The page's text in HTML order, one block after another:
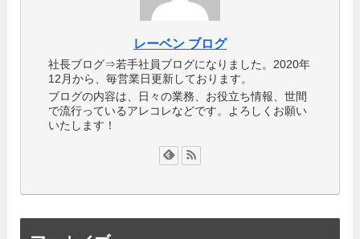
レーベン ブログ
社長ブログ⇒若手社員ブログになりました。2020年
12月から、毎営業日更新しております。
ブログの内容は、日々の業務、お役立ち情報、世間
で流行っているアレコレなどです。よろしくお願い
いたします！